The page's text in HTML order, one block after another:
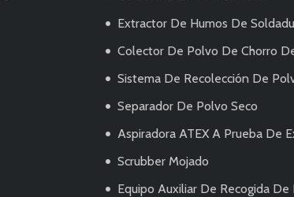
Extractor De Humos De Soldadura /
Colector De Polvo De Chorro De
Sistema De Recolección De Polvo De
Separador De Polvo Seco
Aspiradora ATEX A Prueba De Explosivos-
Scrubber Mojado
Equipo Auxiliar De Recogida De